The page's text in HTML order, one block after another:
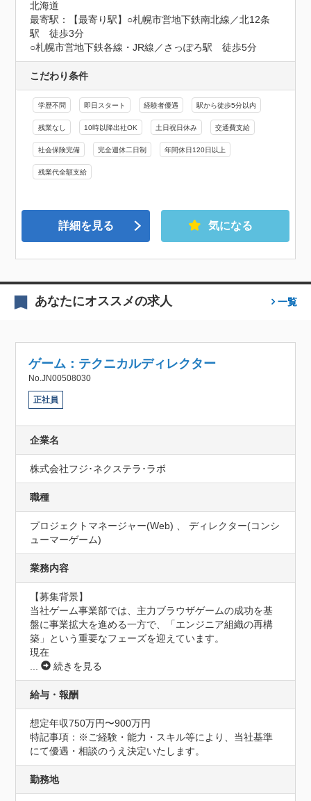
北海道
最寄駅：【最寄り駅】○札幌市営地下鉄南北線／北12条
駅　徒歩3分
○札幌市営地下鉄各線・JR線／さっぽろ駅　徒歩5分
こだわり条件
学歴不問 即日スタート 経験者優遇 駅から徒歩5分以内
残業なし 10時以降出社OK 土日祝日休み 交通費支給
社会保険完備 完全週休二日制 年間休日120日以上
残業代全額支給
詳細を見る 気になる
あなたにオススメの求人 一覧
ゲーム：テクニカルディレクター
No.JN00508030
正社員
企業名
株式会社フジ･ネクステラ･ラボ
職種
プロジェクトマネージャー(Web) 、 ディレクター(コンシ
ューマーゲーム)
業務内容
【募集背景】
当社ゲーム事業部では、主力ブラウザゲームの成功を基
盤に事業拡大を進める一方で、「エンジニア組織の再構
築」という重要なフェーズを迎えています。
現在
...
続きを見る
給与・報酬
想定年収750万円〜900万円
特記事項：※ご経験・能力・スキル等により、当社基準
にて優遇・相談のうえ決定いたします。
勤務地